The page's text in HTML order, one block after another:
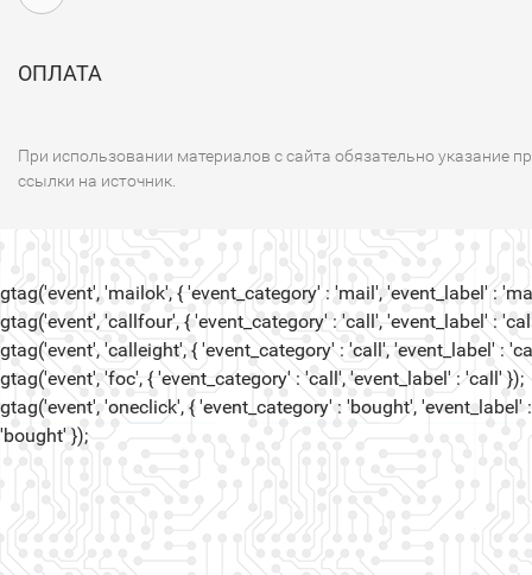
ОПЛАТА
При использовании материалов с сайта обязательно указание
ссылки на источник.
gtag('event', 'mailok', { 'event_category' : 'mail', 'event_label' :
gtag('event', 'callfour', { 'event_category' : 'call', 'event_label' :
gtag('event', 'calleight', { 'event_category' : 'call', 'event_label' :
gtag('event', 'foc', { 'event_category' : 'call', 'event_label' : 'call' });
gtag('event', 'oneclick', { 'event_category' : 'bought', 'event_label' :
'bought' });